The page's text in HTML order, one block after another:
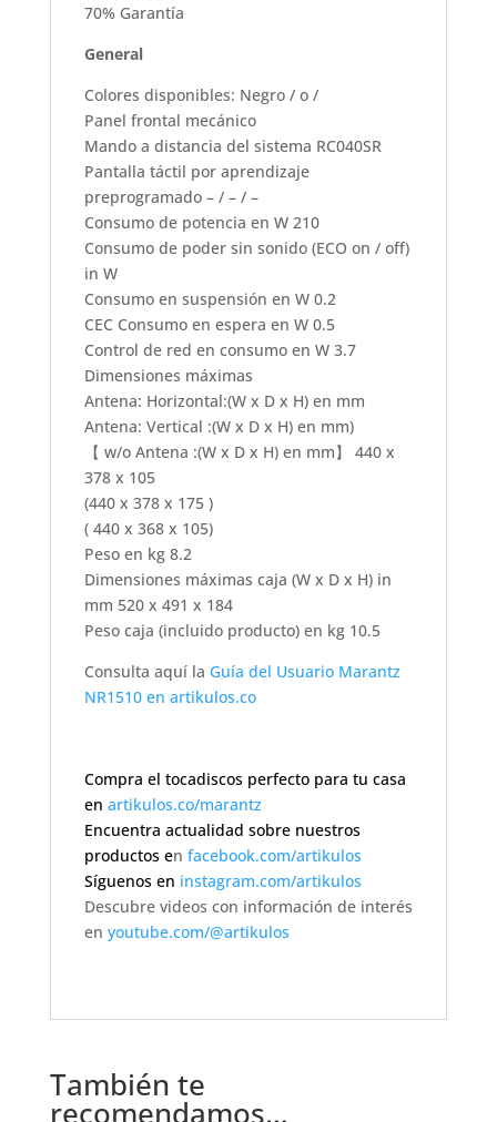
70% Garantía
General
Colores disponibles: Negro / o /
Panel frontal mecánico
Mando a distancia del sistema RC040SR
Pantalla táctil por aprendizaje
preprogramado – / – / –
Consumo de potencia en W 210
Consumo de poder sin sonido (ECO on / off)
in W
Consumo en suspensión en W 0.2
CEC Consumo en espera en W 0.5
Control de red en consumo en W 3.7
Dimensiones máximas
Antena: Horizontal:(W x D x H) en mm
Antena: Vertical :(W x D x H) en mm)
【 w/o Antena :(W x D x H) en mm】 440 x
378 x 105
(440 x 378 x 175 )
( 440 x 368 x 105)
Peso en kg 8.2
Dimensiones máximas caja (W x D x H) in
mm 520 x 491 x 184
Peso caja (incluido producto) en kg 10.5
Consulta aquí la Guía del Usuario Marantz
NR1510 en artikulos.co
Compra el tocadiscos perfecto para tu casa
en artikulos.co/marantz
Encuentra actualidad sobre nuestros
productos en facebook.com/artikulos
Síguenos en instagram.com/artikulos
Descubre videos con información de interés
en youtube.com/@artikulos
También te
recomendamos…